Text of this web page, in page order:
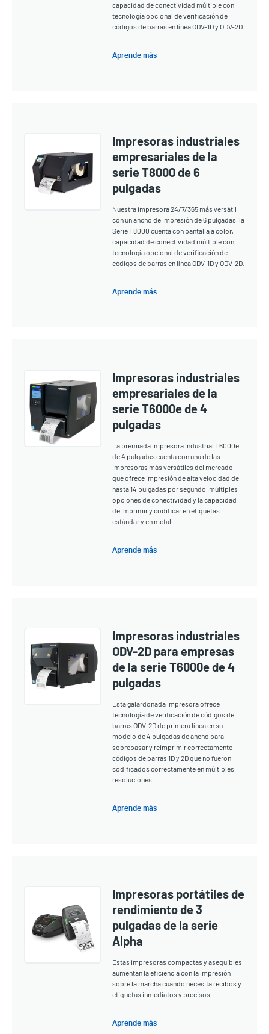
capacidad de conectividad múltiple con
tecnología opcional de verificación de
códigos de barras en línea ODV-1D y ODV-2D.
Aprende más
Impresoras industriales
empresariales de la
serie T8000 de 6
pulgadas
Nuestra impresora 24/7/365 más versátil
con un ancho de impresión de 6 pulgadas, la
Serie T8000 cuenta con pantalla a color,
capacidad de conectividad múltiple con
tecnología opcional de verificación de
códigos de barras en línea ODV-1D y ODV-2D.
Aprende más
Impresoras industriales
empresariales de la
serie T6000e de 4
pulgadas
La premiada impresora industrial T6000e
de 4 pulgadas cuenta con una de las
impresoras más versátiles del mercado
que ofrece impresión de alta velocidad de
hasta 14 pulgadas por segundo, múltiples
opciones de conectividad y la capacidad
de imprimir y codificar en etiquetas
estándar y en metal.
Aprende más
Impresoras industriales
ODV-2D para empresas
de la serie T6000e de 4
pulgadas
Esta galardonada impresora ofrece
tecnología de verificación de códigos de
barras ODV-2D de primera línea en su
modelo de 4 pulgadas de ancho para
sobrepasar y reimprimir correctamente
códigos de barras 1D y 2D que no fueron
codificados correctamente en múltiples
resoluciones.
Aprende más
Impresoras portátiles de
rendimiento de 3
pulgadas de la serie
Alpha
Estas impresoras compactas y asequibles
aumentan la eficiencia con la impresión
sobre la marcha cuando necesita recibos y
etiquetas inmediatos y precisos.
Aprende más